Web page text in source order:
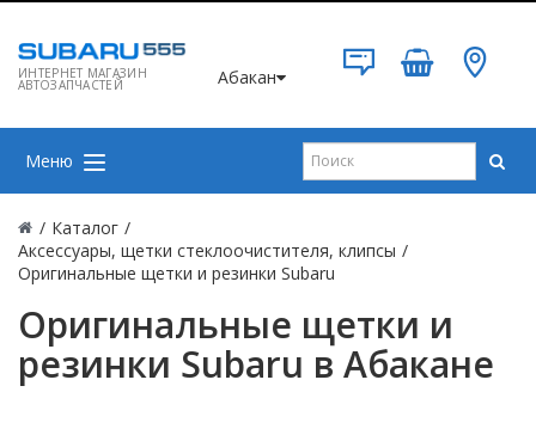
ИНТЕРНЕТ МАГАЗИН
АВТОЗАПЧАСТЕЙ Абакан
Меню
/ Каталог /
Аксессуары, щетки стеклоочистителя, клипсы /
Оригинальные щетки и резинки Subaru
Оригинальные щетки и
резинки Subaru в Абакане